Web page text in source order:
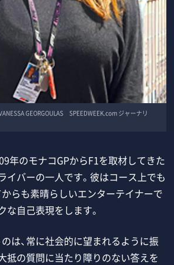
GEORGOULAS SPEEDWEEK.com ジャーナリ
年のモナコGPからF1を取材してきた
イバーの一人です。彼はコース上でも
らも素晴らしいエンターテイナーで
な自己表現をします。
は、常に社会的に望まれるように振
抵の質問に当たり障りのない答えを